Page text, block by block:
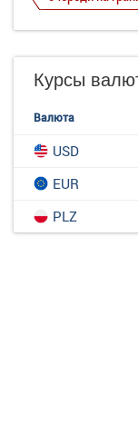
Курсы
Валюта
USD
EUR
PLZ